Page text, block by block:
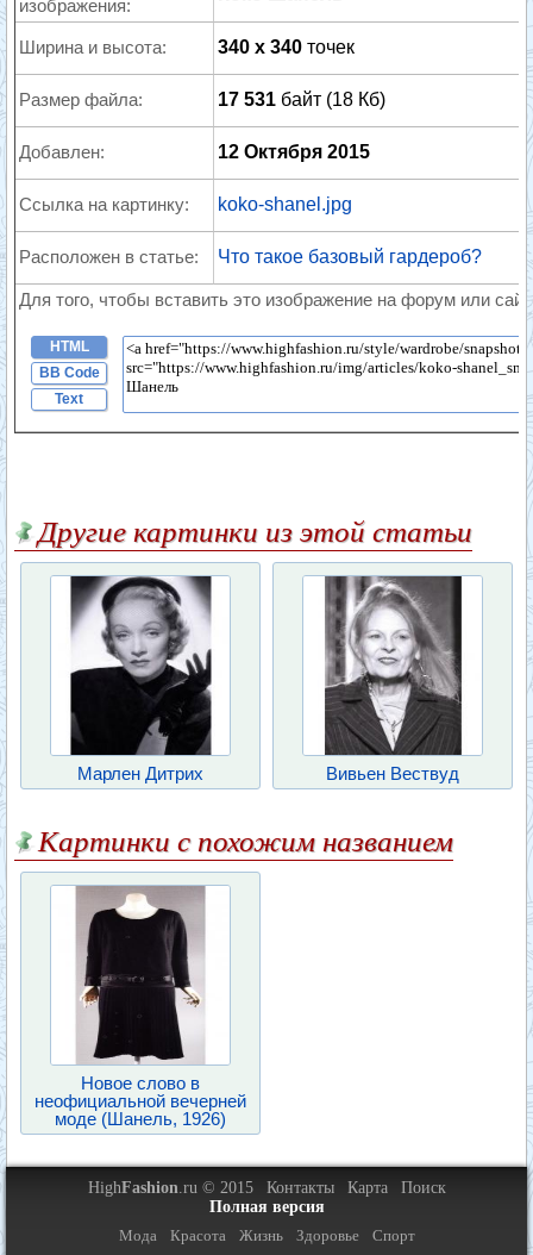
изображения:
Ширина и высота: 340 x 340 точек
Размер файла: 17 531 байт (18 Кб)
Добавлен: 12 Октября 2015
Ссылка на картинку: koko-shanel.jpg
Расположен в статье: Что такое базовый гардероб?
Для того, чтобы вставить это изображение на форум или
HTML
BB Code
Text
Другие картинки из этой статьи
Марлен Дитрих Вивьен Вествуд
Картинки с похожим названием
Новое слово в
неофициальной вечерней
моде (Шанель, 1926)
HighFashion.ru © 2015 Контакты Карта
Поиск
Полная версия
Мода
Красота Жизнь Здоровье Спорт